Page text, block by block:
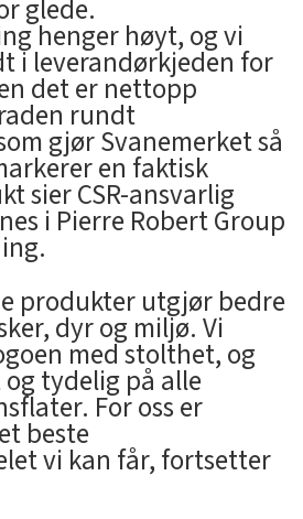
glede.
henger høyt, og vi
i leverandørkjeden for
det er nettopp
rundt
gjør Svanemerket så
en faktisk
sier CSR-ansvarlig
i Pierre Robert Group
produkter utgjør bedre
dyr og miljø. Vi
med stolthet, og
tydelig på alle
For oss er
beste
vi kan får, fortsetter